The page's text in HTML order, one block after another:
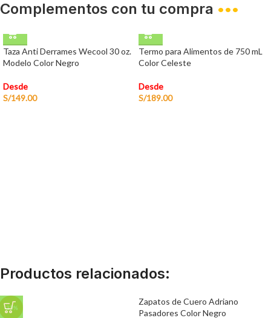
Complementos con tu compra •••
Taza Anti Derrames Wecool 30 oz.
Modelo Color Negro
Desde
S/149.00
Termo para Alimentos de 750 mL
Color Celeste
Desde
S/189.00
Productos relacionados:
-35%
Zapatos de Cuero Adriano
Pasadores Color Negro